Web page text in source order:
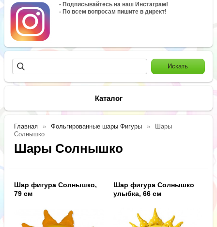
- Подписывайтесь на наш Инстаграм!
- По всем вопросам пишите в директ!
Каталог
Главная Фольгированные шары Фигуры
Шары
Солнышко
Шары Солнышко
Шар фигура Солнышко,
79 см
Шар фигура Солнышко
улыбка, 66 см